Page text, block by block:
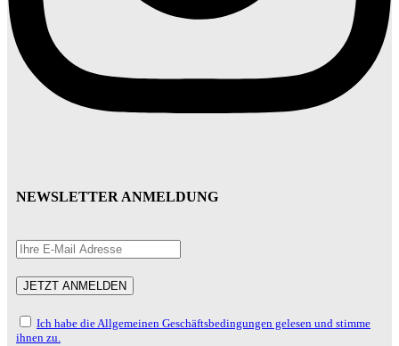
NEWSLETTER ANMELDUNG
Ich habe die Allgemeinen Geschäftsbedingungen gelesen und stimme
ihnen zu.